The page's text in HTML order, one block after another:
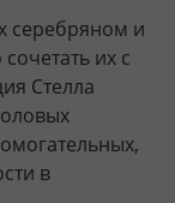
серебряном и
их с
Стелла
в